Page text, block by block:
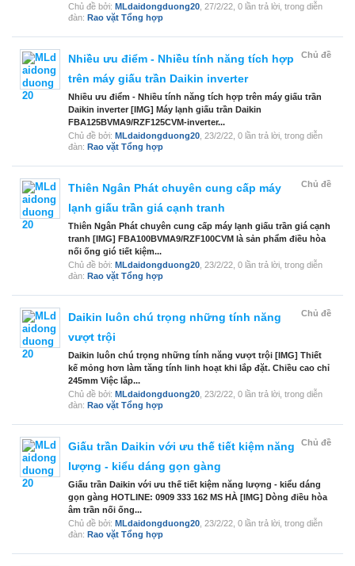
Chủ đề bởi: MLdaidongduong20 27/2/22 , 0 lần trả lời, trong diễn
đàn: Rao vặt Tổng hợp
Chủ đề
Nhiều ưu điểm - Nhiều tính năng tích hợp
trên máy giấu trần Daikin inverter
Nhiều ưu điểm - Nhiều tính năng tích hợp trên máy giấu trần
Daikin inverter [IMG] Máy lạnh giấu trần Daikin
FBA125BVMA9/RZF125CVM-inverter...
Chủ đề bởi: MLdaidongduong20 23/2/22 , 0 lần trả lời, trong diễn
đàn: Rao vặt Tổng hợp
Chủ đề
Thiên Ngân Phát chuyên cung cấp máy
lạnh giấu trần giá cạnh tranh
Thiên Ngân Phát chuyên cung cấp máy lạnh giấu trần giá cạnh
tranh [IMG] FBA100BVMA9/RZF100CVM là sản phẩm điều hòa
nối ống gió tiết kiệm...
Chủ đề bởi: MLdaidongduong20 23/2/22 , 0 lần trả lời, trong diễn
đàn: Rao vặt Tổng hợp
Chủ đề
Daikin luôn chú trọng những tính năng
vượt trội
Daikin luôn chú trọng những tính năng vượt trội [IMG] Thiết
kế mỏng hơn làm tăng tính linh hoạt khi lắp đặt. Chiều cao chỉ
245mm Việc lắp...
Chủ đề bởi: MLdaidongduong20 23/2/22 , 0 lần trả lời, trong diễn
đàn: Rao vặt Tổng hợp
Chủ đề
Giấu trần Daikin với ưu thế tiết kiệm năng
lượng - kiểu dáng gọn gàng
Giấu trần Daikin với ưu thế tiết kiệm năng lượng - kiểu dáng
gọn gàng HOTLINE: 0909 333 162 MS HÀ [IMG] Dòng điều hòa
âm trần nối ống...
Chủ đề bởi: MLdaidongduong20 23/2/22 , 0 lần trả lời, trong diễn
đàn: Rao vặt Tổng hợp